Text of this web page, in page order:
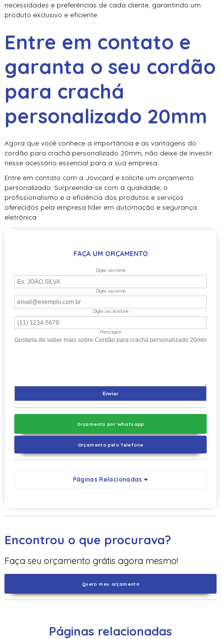
necessidades e preferências de cada cliente, garantindo um
produto exclusivo e eficiente.
Entre em contato e
garanta o seu cordão
para crachá
personalizado 20mm
Agora que você conhece a importância e as vantagens do
cordão para crachá personalizado 20mm , não deixe de investir
nesse acessório essencial para a sua empresa.
Entre em contato com a Jovicard e solicite um orçamento
personalizado. Surpreenda-se com a qualidade, o
profissionalismo e a eficiência dos produtos e serviços
oferecidos pela empresa líder em automação e segurança
eletrônica.
FAÇA UM ORÇAMENTO
Digite seu nome
Digite seu email
Digite seu telefone
Mensagem
Orçamento por Whatsapp
Orçamento pelo Telefone
Páginas Relacionadas
Encontrou o que procurava?
Faça seu orçamento grátis agora mesmo!
Quero meu orçamento
Páginas relacionadas